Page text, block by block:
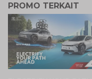
PROMO TERKAIT